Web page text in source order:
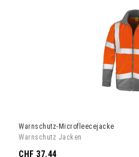
Warnschutz-Microfleecejacke
Warnschutz Jacken
CHF 37.44